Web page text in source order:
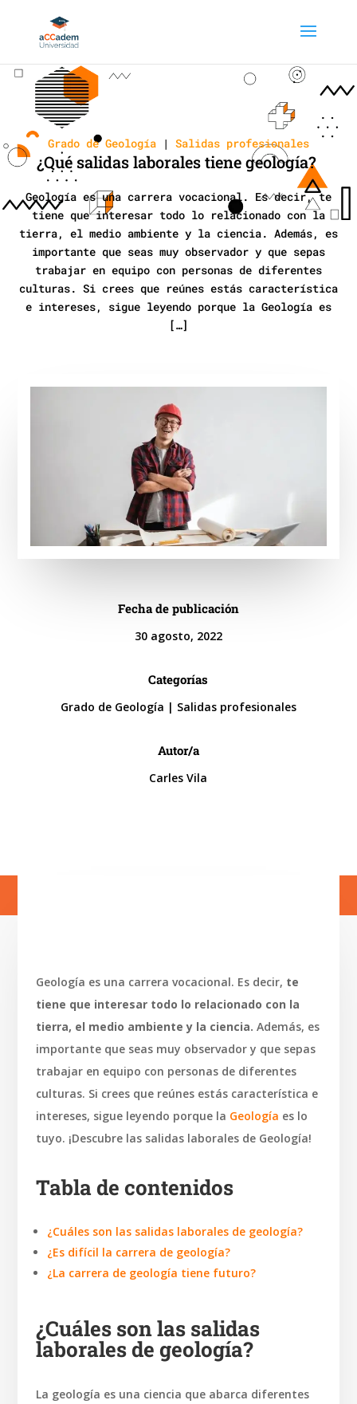
Grado de Geología | Salidas profesionales
¿Qué salidas laborales tiene geología?
Geología es una carrera vocacional. Es decir, te
tiene que interesar todo lo relacionado con la
tierra, el medio ambiente y la ciencia. Además, es
importante que seas muy observador y que sepas
trabajar en equipo con personas de diferentes
culturas. Si crees que reúnes estás característica
e intereses, sigue leyendo porque la Geología es
[…]
Fecha de publicación
30 agosto, 2022
Categorías
Grado de Geología | Salidas profesionales
Autor/a
Carles Vila
Geología es una carrera vocacional. Es decir, te
tiene que interesar todo lo relacionado con la
tierra, el medio ambiente y la ciencia. Además, es
importante que seas muy observador y que sepas
trabajar en equipo con personas de diferentes
culturas. Si crees que reúnes estás característica e
intereses, sigue leyendo porque la Geología es lo
tuyo. ¡Descubre las salidas laborales de Geología!
Tabla de contenidos
¿Cuáles son las salidas laborales de geología?
¿Es difícil la carrera de geología?
¿La carrera de geología tiene futuro?
¿Cuáles son las salidas
laborales de geología?
La geología es una ciencia que abarca diferentes